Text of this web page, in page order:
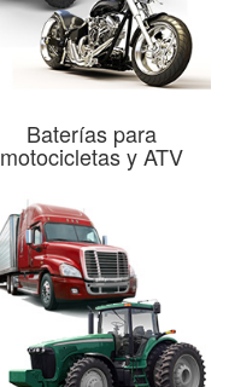
Baterías para
motocicletas y ATV